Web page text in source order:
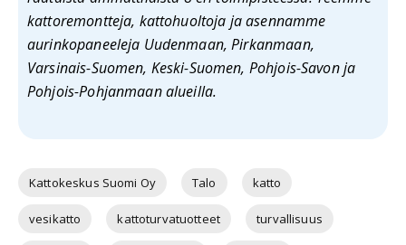
kattoremontteja, kattohuoltoja ja asennamme
aurinkopaneeleja Uudenmaan, Pirkanmaan,
Varsinais-Suomen, Keski-Suomen, Pohjois-Savon ja
Pohjois-Pohjanmaan alueilla.
Kattokeskus Suomi Oy Talo katto
vesikatto kattoturvatuotteet turvallisuus